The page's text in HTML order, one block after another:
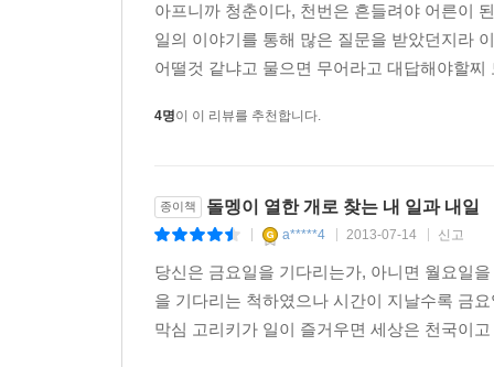
아프니까 청춘이다, 천번은 흔들려야 어른이
일의 이야기를 통해 많은 질문을 받았던지라
어떨것 같냐고 물으면 무어라고 대답해야할
4명이 이 리뷰를 추천합니다.
종이책 돌멩이 열한 개로 찾는 내 일과 내일
a*****4 2013-07-14 신고
당신은 금요일을 기다리는가, 아니면 월요일
을 기다리는 척하였으나 시간이 지날수록 금
막심 고리키가 일이 즐거우면 세상은 천국이